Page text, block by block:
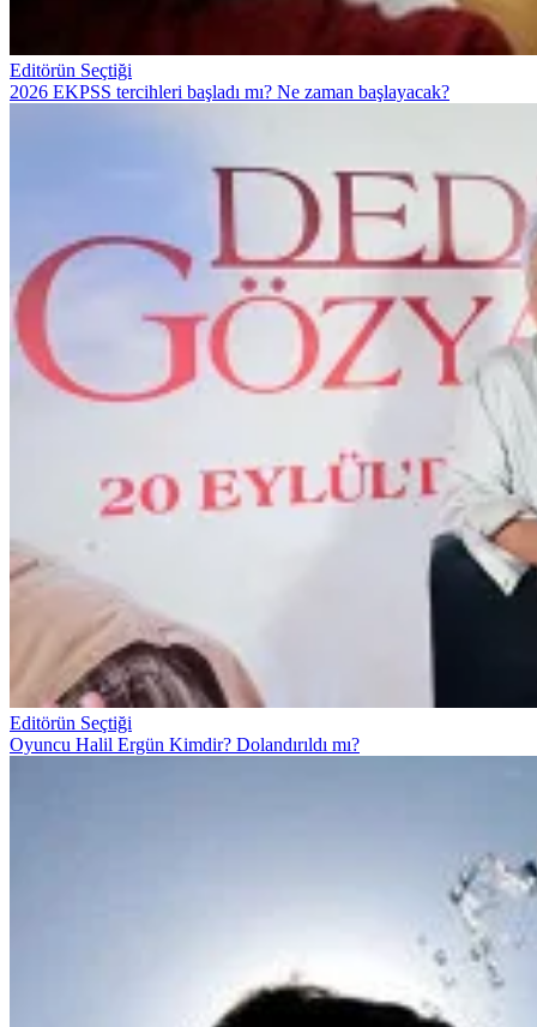
Editörün Seçtiği
2026 EKPSS tercihleri başladı mı? Ne zaman başlayacak?
Editörün Seçtiği
Oyuncu Halil Ergün Kimdir? Dolandırıldı mı?